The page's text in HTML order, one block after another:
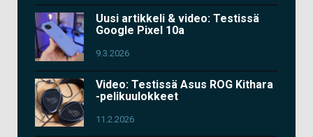
Uusi artikkeli & video: Testissä
Google Pixel 10a
9.3.2026
Video: Testissä Asus ROG Kithara
-pelikuulokkeet
11.2.2026